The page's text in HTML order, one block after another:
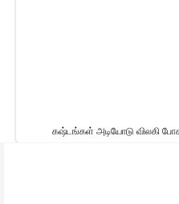
கஷ்டங்கள் அடியோடு விலகி போக